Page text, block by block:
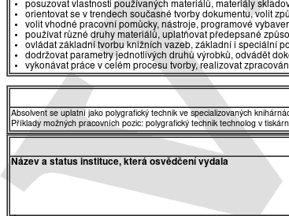
posuzovat vlastnosti používaných materiálů, materiály
orientovat se v trendech současné tvorby dokumentu, volit
volit vhodné pracovní pomůcky, nástroje, programové
používat různé druhy materiálů, uplatňovat předepsané
ovládat základní tvorbu knižních vazeb, základní i speciální
dodržovat parametry jednotlivých druhů výrobků, odvádět
vykonávat práce v celém procesu tvorby, realizovat
Absolvent se uplatní jako polygrafický technik ve specializovaných
Příklady možných pracovních pozic: polygrafický technik technolog v
Název a status instituce, která osvědčení vydala